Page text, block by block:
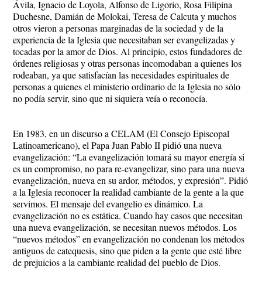
Ávila, Ignacio de Loyola, Alfonso de Ligorio, Rosa Filipina
Duchesne, Damián de Molokai, Teresa de Calcuta y muchos
otros vieron a personas marginadas de la sociedad y de la
experiencia de la Iglesia que necesitaban ser evangelizadas y
tocadas por la amor de Dios. Al principio, estos fundadores de
órdenes religiosas y otras personas incomodaban a quienes los
rodeaban, ya que satisfacían las necesidades espirituales de
personas a quienes el ministerio ordinario de la Iglesia no sólo
no podía servir, sino que ni siquiera veía o reconocía.
En 1983, en un discurso a CELAM (El Consejo Episcopal
Latinoamericano), el Papa Juan Pablo II pidió una nueva
evangelización: “La evangelización tomará su mayor energía si
es un compromiso, no para re-evangelizar, sino para una nueva
evangelización, nueva en su ardor, métodos, y expresión”. Pidió
a la Iglesia reconocer la realidad cambiante de la gente a la que
servimos. El mensaje del evangelio es dinámico. La
evangelización no es estática. Cuando hay casos que necesitan
una nueva evangelización, se necesitan nuevos métodos. Los
“nuevos métodos” en evangelización no condenan los métodos
antiguos de catequesis, sino que piden a la gente que esté libre
de prejuicios a la cambiante realidad del pueblo de Dios.